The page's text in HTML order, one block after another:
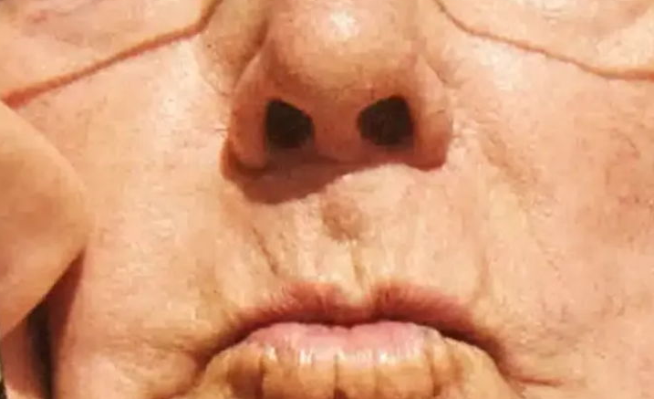
Découvrez les offres d’aides au financement, voirsi je suis éligible